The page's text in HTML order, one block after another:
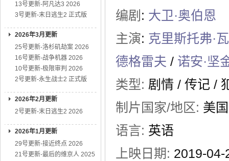
13号更新-阿凡达3 2026
3号更新-末日逃生2 正式版
2026年3月更新
25号更新-洛杉矶劫案 2026
16号更新-战争机器 2026
10号更新-极限审判 2026
2号更新-永生战士2 正式版
2026年2月更新
2号更新-末日逃生2 2026
2026年1月更新
29号更新-接近终点 2026
21号更新-最后的维京人 2025
编剧 : 大卫·奥伯恩
主演: 克里斯托弗·
德格雷夫 / 诺安·坚
类型: 剧情 / 传记 /
制片国家/地区: 美国
语言: 英语
上映日期: 2019-04-